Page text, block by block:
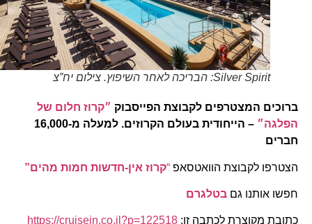
Silver Spirit: הבריכה לאחר השיפוץ. צילום יח”צ
ברוכים המצטרפים לקבוצת הפייסבוק״קרוז חלום של
הפלגה״
– הייחודית בעולם הקרוזים. למעלה מ-16,000
חברים
הצטרפו לקבוצת הוואטסאפ“קרוז אין-חדשות חמות מהים”
חפשו אותנו גםבטלגרם
כתובת מקוצרת לכתבה זו: https://cruisein.co.il?p=122518